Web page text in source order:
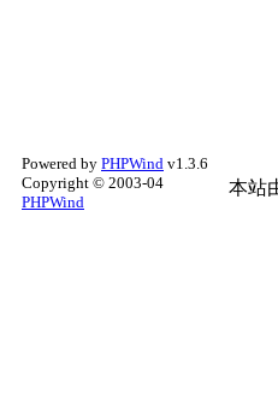
Powered by PHPWind v1.3.6
Copyright © 2003-04
PHPWind
本站